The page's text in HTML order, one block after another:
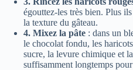
égouttez-les très bien. Plus
la texture du gâteau.
4. Mixez la pâte : dans un
le chocolat fondu, les
sucre, la levure chimique et
suffisamment longtemps